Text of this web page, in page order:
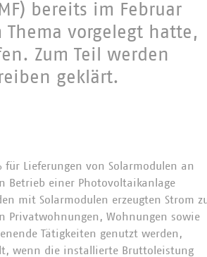
bereits im Februar
vorgelegt hatte,
Zum Teil werden
geklärt.
für Lieferungen von Solarmodulen an
Betrieb einer Photovoltaikanlage
mit Solarmodulen erzeugten Strom
Privatwohnungen, Wohnungen sowie
Tätigkeiten genutzt werden,
wenn die installierte Bruttoleistung